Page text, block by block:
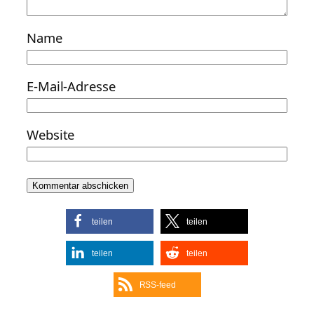
Name
E-Mail-Adresse
Website
teilen teilen
teilen teilen
RSS-feed